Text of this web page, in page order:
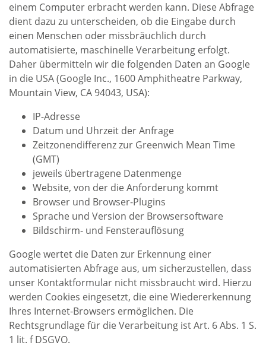
einem Computer erbracht werden kann. Diese Abfrage
dient dazu zu unterscheiden, ob die Eingabe durch
einen Menschen oder missbräuchlich durch
automatisierte, maschinelle Verarbeitung erfolgt.
Daher übermitteln wir die folgenden Daten an Google
in die USA (Google Inc., 1600 Amphitheatre Parkway,
Mountain View, CA 94043, USA):
IP-Adresse
Datum und Uhrzeit der Anfrage
Zeitzonendifferenz zur Greenwich Mean Time
(GMT)
jeweils übertragene Datenmenge
Website, von der die Anforderung kommt
Browser und Browser-Plugins
Sprache und Version der Browsersoftware
Bildschirm- und Fensterauflösung
Google wertet die Daten zur Erkennung einer
automatisierten Abfrage aus, um sicherzustellen, dass
unser Kontaktformular nicht missbraucht wird. Hierzu
werden Cookies eingesetzt, die eine Wiedererkennung
Ihres Internet-Browsers ermöglichen. Die
Rechtsgrundlage für die Verarbeitung ist Art. 6 Abs. 1 S.
1 lit. f DSGVO.